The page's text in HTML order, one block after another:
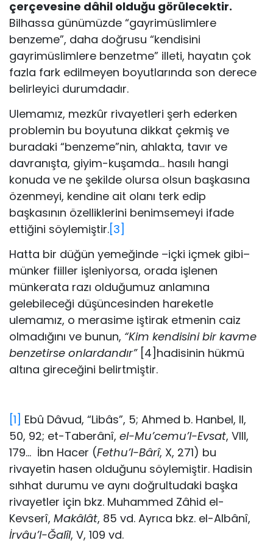
çerçevesine dâhil olduğu görülecektir.
Bilhassa günümüzde “gayrimüslimlere
benzeme”, daha doğrusu “kendisini
gayrimüslimlere benzetme” illeti, hayatın çok
fazla fark edilmeyen boyutlarında son derece
belirleyici durumdadır.
Ulemamız, mezkûr rivayetleri şerh ederken
problemin bu boyutuna dikkat çekmiş ve
buradaki “benzeme”nin, ahlakta, tavır ve
davranışta, giyim-kuşamda… hasılı hangi
konuda ve ne şekilde olursa olsun başkasına
özenmeyi, kendine ait olanı terk edip
başkasının özelliklerini benimsemeyi ifade
ettiğini söylemiştir.[3]
Hatta bir düğün yemeğinde –içki içmek gibi–
münker fiiller işleniyorsa, orada işlenen
münkerata razı olduğumuz anlamına
gelebileceği düşüncesinden hareketle
ulemamız, o merasime iştirak etmenin caiz
olmadığını ve bunun, “Kim kendisini bir kavme
benzetirse onlardandır”[4]hadisinin hükmü
altına gireceğini belirtmiştir.
[1] Ebû Dâvud, “Libâs”, 5; Ahmed b. Hanbel, II,
50, 92; et-Taberânî, el-Mu’cemu’l-Evsat, VIII,
179… İbn Hacer (Fethu’l-Bârî, X, 271) bu
rivayetin hasen olduğunu söylemiştir. Hadisin
sıhhat durumu ve aynı doğrultudaki başka
rivayetler için bkz. Muhammed Zâhid el-
Kevserî, Makâlât, 85 vd. Ayrıca bkz. el-Albânî,
İrvâu’l-Ğalîl, V, 109 vd.